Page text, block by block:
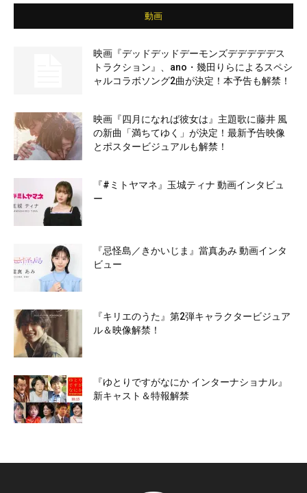
動画
映画『デッドデッドデーモンズデデデデデス
トラクション』、ano・幾田りらによるスペシ
ャルコラボソング2曲が決定！本予告も解禁！
映画『四月になれば彼女は』主題歌に藤井 風
の新曲「満ちてゆく」が決定！最新予告映像
とポスタービジュアルも解禁！
『#ミトヤマネ』玉城ティナ 動画インタビュ
ー
『忌怪島／きかいじま』當真あみ 動画インタ
ビュー
『キリエのうた』第2弾キャラクタービジュア
ル＆映像解禁！
『ゆとりですがなにか インターナショナル』
新キャスト＆特報解禁